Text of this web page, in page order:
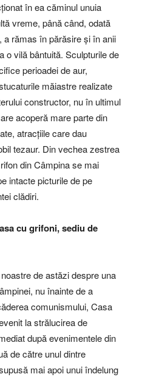
în ea căminul unuia
vreme, până când, odată
rămas în părăsire și în anii
o vilă bântuită. Sculpturile de
perioadei de aur,
măiastre realizate
constructor, nu în ultimul
acoperă mare parte din
atracțiile care dau
tezaur. Din vechea zestrea
din Câmpina se mai
intacte picturile de pe
clădiri.
cu grifoni, sediu de
de astăzi despre una
nu înainte de a
comunismului, Casa
la strălucirea de
după evenimentele din
de către unul dintre
mai apoi unui îndelung